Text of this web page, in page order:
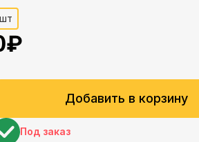
шт
₽
Добавить в корзину
Под заказ